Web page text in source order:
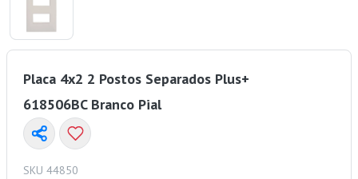
Placa 4x2 2 Postos Separados Plus+
618506BC Branco Pial
SKU 44850